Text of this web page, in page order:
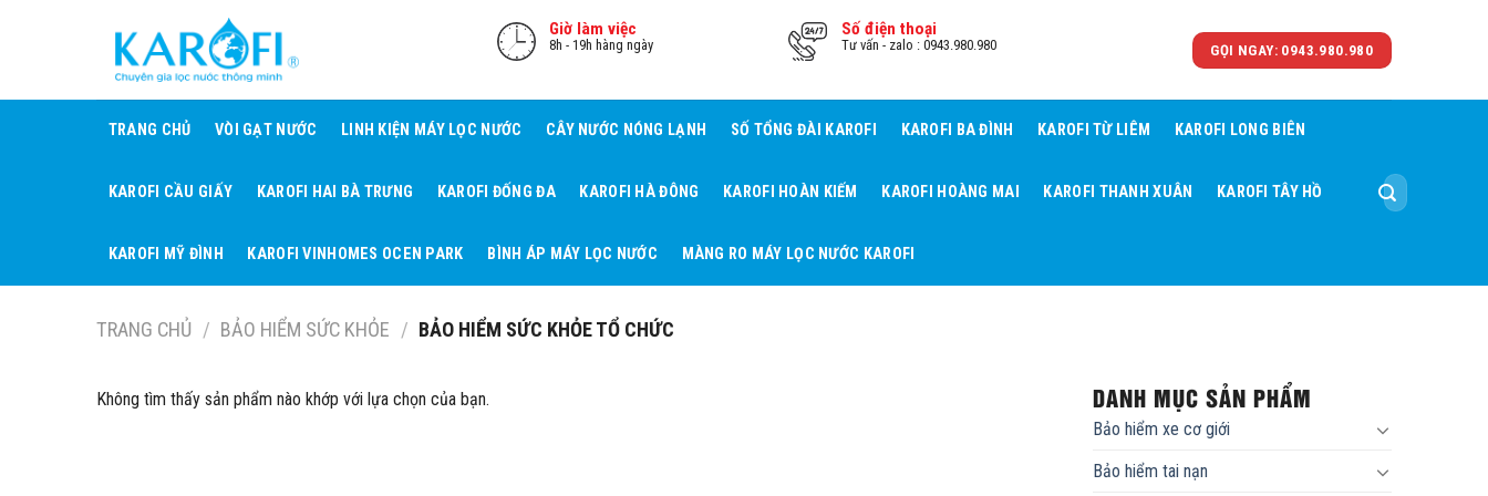
Giờ làm việc
8h - 19h hàng ngày
Số điện thoại
Tư vấn - zalo : 0943.980.980 GỌI NGAY: 0943.980.980
TRANG CHỦ VÒI GẠT NƯỚC LINH KIỆN MÁY LỌC NƯỚC CÂY NƯỚC NÓNG LẠNH SỐ TỔNG ĐÀI KAROFI KAROFI BA ĐÌNH KAROFI TỪ LIÊM KAROFI LONG BIÊN
KAROFI CẦU GIẤY KAROFI HAI BÀ TRƯNG KAROFI ĐỐNG ĐA KAROFI HÀ ĐÔNG KAROFI HOÀN KIẾM KAROFI HOÀNG MAI KAROFI THANH XUÂN KAROFI TÂY HỒ
KAROFI MỸ ĐÌNH KAROFI VINHOMES OCEN PARK BÌNH ÁP MÁY LỌC NƯỚC MÀNG RO MÁY LỌC NƯỚC KAROFI
Tìm
kiếm:
TRANG CHỦ / BẢO HIỂM SỨC KHỎE / BẢO HIỂM SỨC KHỎE TỔ CHỨC
Không tìm thấy sản phẩm nào khớp với lựa chọn của bạn. DANH MỤC SẢN PHẨM
Bảo hiểm xe cơ giới
Bảo hiểm tai nạn